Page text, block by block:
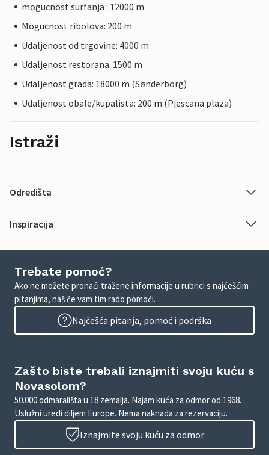
mogucnost surfanja : 12000 m
Mogucnost ribolova: 200 m
Udaljenost od trgovine: 4000 m
Udaljenost restorana: 1500 m
Udaljenost grada: 18000 m (Sønderborg)
Udaljenost obale/kupalista: 200 m (Pjescana plaza)
Istraži
Odredišta
Inspiracija
Trebate pomoć?
Ako ne možete pronaći tražene informacije u rubrici s najčešćim
pitanjima, naš će vam tim rado pomoći.
Najčešća pitanja, pomoć i podrška
Zašto biste trebali iznajmiti svoju kuću s
Novasolom?
50.000 odmarališta u 18 zemalja. Najam kuća za odmor od 1968.
Uslužni uredi diljem Europe. Nema naknada za rezervaciju.
Iznajmite svoju kuću za odmor